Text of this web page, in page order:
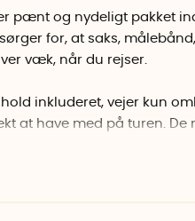
pænt og nydeligt pakket
for, at saks,
væk, når du rejser.
inkluderet, vejer kun
at have med på turen.
tekstiler.